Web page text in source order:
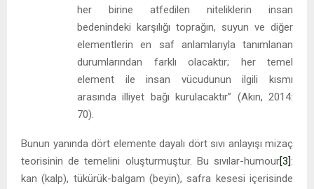
her birine atfedilen niteliklerin insan
bedenindeki karşılığı toprağın, suyun ve diğer
elementlerin en saf anlamlarıyla tanımlanan
durumlarından farklı olacaktır; her temel
element ile insan vücudunun ilgili kısmı
arasında illiyet bağı kurulacaktır” (Akın, 2014:
70).
Bunun yanında dört elemente dayalı dört sıvı anlayışı mizaç
teorisinin de temelini oluşturmuştur. Bu sıvılar-humour[3]:
kan (kalp), tükürük-balgam (beyin), safra kesesi içerisinde